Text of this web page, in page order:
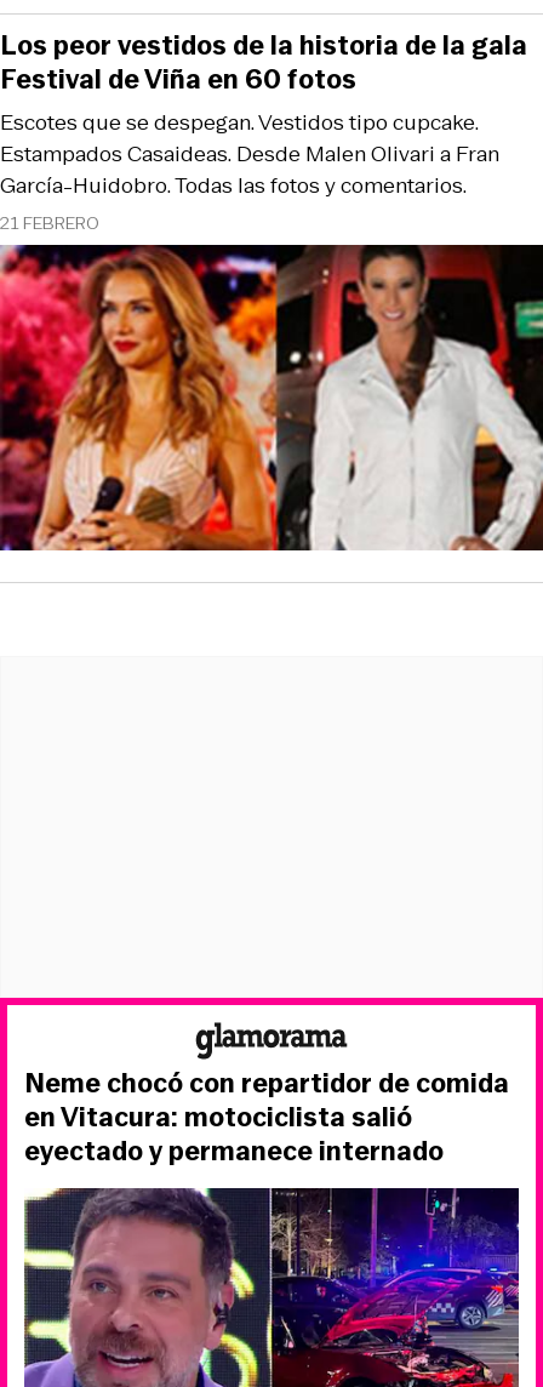
21 FEBRERO
Escotes que se despegan. Vestidos tipo cupcake.
Estampados Casaideas. Desde Malen Olivari a Fran
García-Huidobro. Todas las fotos y comentarios.
Los peor vestidos de la historia de la gala
Festival de Viña en 60 fotos
Neme chocó con repartidor de comida
en Vitacura: motociclista salió
eyectado y permanece internado